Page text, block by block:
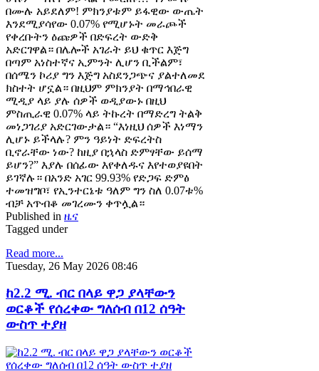
በሙሉ አይደለም! ምክንያቱም ይፋዊው ውጤት
እንደሚያሳየው 0.07% የሚሆኑት መራጮች
የቀረቡትን ዕጩዎች በድፍረት ውድቅ
አድርገዋል። በሌሎች አገራት ይህ ቁጥር እጅግ
በጣም አነስተኛና ኢምንት ሊሆን ቢችልም፣
በሰሜን ኮሪያ ግን እጅግ አስደንጋጭና ያልተለመደ
ክስተት ሆኗል። በዚህም ምክንያት በማኅበራዊ
ሚዲያ ላይ ያሉ ሰዎች ወዲያውኑ በዚህ
ምስጢራዊ 0.07% ላይ ትኩረት በማድረግ ትልቅ
መነጋገሪያ አድርገውታል። “እነዚህ ሰዎች እነማን
ሊሆኑ ይችላሉ? ምን ዓይነት ድፍረትስ
ቢኖራቸው ነው? ከዚያ በኋላስ ድምፃቸው ይሰማ
ይሆን?” እያሉ በሰፊው እየቀለዱና እየተወያዩበት
ይገኛሉ። በአንድ አገር 99.93% የድጋፍ ድምፅ
ተመዝግቦ፣ የኢንተርኔቱ ዓለም ግን ስለ 0.07ቱ%
ብቻ አጥብቆ መገረሙን ቀጥሏል።
Published in ዜና
Tagged under
Read more...
Tuesday, 26 May 2026 08:46
ከ2.2 ሚ. ብር በላይ ዋጋ ያላቸውን
ወርቆች የሰረቀው ግለሰብ በ12 ሰዓት
ውስጥ ተያዘ